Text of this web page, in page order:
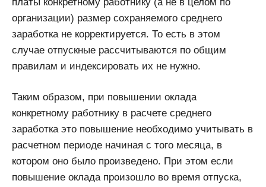
организации) размер сохраняемого среднего
заработка не корректируется. То есть в этом
случае отпускные рассчитываются по общим
правилам и индексировать их не нужно.
Таким образом, при повышении оклада
конкретному работнику в расчете среднего
заработка это повышение необходимо учитывать в
расчетном периоде начиная с того месяца, в
котором оно было произведено. При этом если
повышение оклада произошло во время отпуска,